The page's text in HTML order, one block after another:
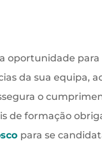
oportunidade para
da sua equipa,
o
de formação
para se